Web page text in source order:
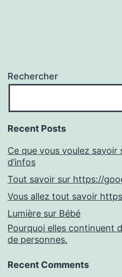
Rechercher
Recent Posts
Ce que vous voulez savoir
d’infos
Tout savoir sur https://
Vous allez tout savoir
Lumière sur Bébé
Pourquoi elles continuent
de personnes.
Recent Comments